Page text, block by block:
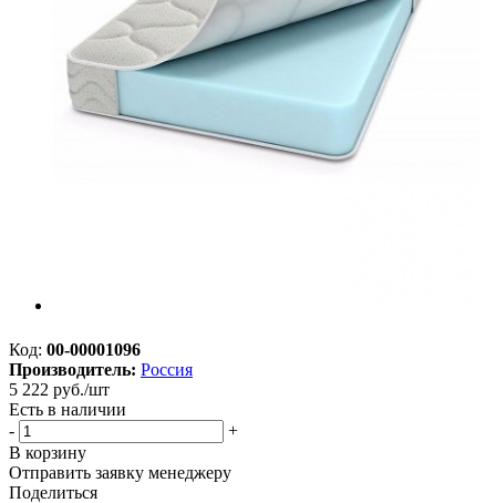
Код: 00-00001096
Производитель: Россия
5 222 руб./шт
Есть в наличии
-
+
В корзину
Отправить заявку менеджеру
Поделиться